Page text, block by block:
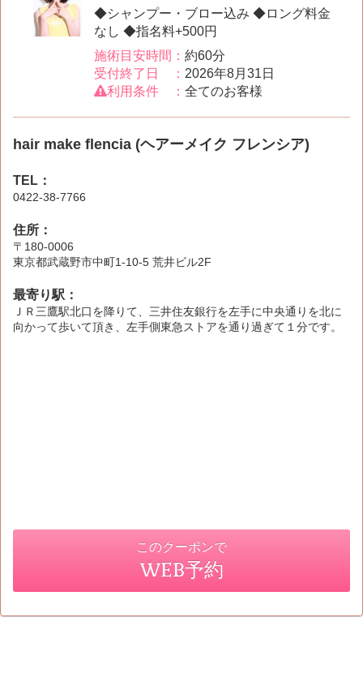
◆シャンプー・ブロー込み ◆ロング料金
なし ◆指名料+500円
施術目安時間： 約60分
受付終了日 ： 2026年8月31日
利用条件 ： 全てのお客様
hair make flencia (ヘアーメイク フレンシア)
TEL：
0422-38-7766
住所：
〒180-0006
東京都武蔵野市中町1-10-5 荒井ビル2F
最寄り駅：
ＪＲ三鷹駅北口を降りて、三井住友銀行を左手に中央通りを北に
向かって歩いて頂き、左手側東急ストアを通り過ぎて１分です。
このクーポンで
WEB予約